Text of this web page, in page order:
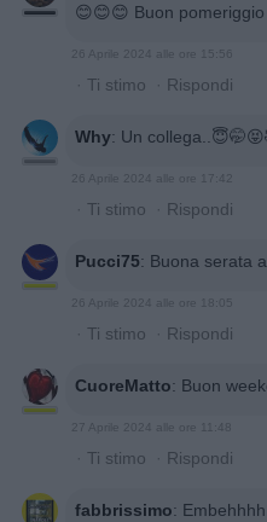
😊😊😊 Buon pomeriggio
26 Aprile 2024 alle ore 15:56
· Ti stimo · Rispondi
Why: Un
26 Aprile 2024 alle ore 17:42
· Ti stimo · Rispondi
Pucci75: Buona serata
26 Aprile 2024 alle ore 18:05
· Ti stimo · Rispondi
CuoreMatto: Buon
27 Aprile 2024 alle ore 11:48
· Ti stimo · Rispondi
fabbrissimo: